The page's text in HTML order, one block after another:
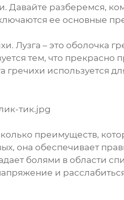
Давайте разберемся,
ее основные
Лузга – это оболочка
тем, что прекрасно
гречихи используется
преимуществ,
она обеспечивает
болями в области
и